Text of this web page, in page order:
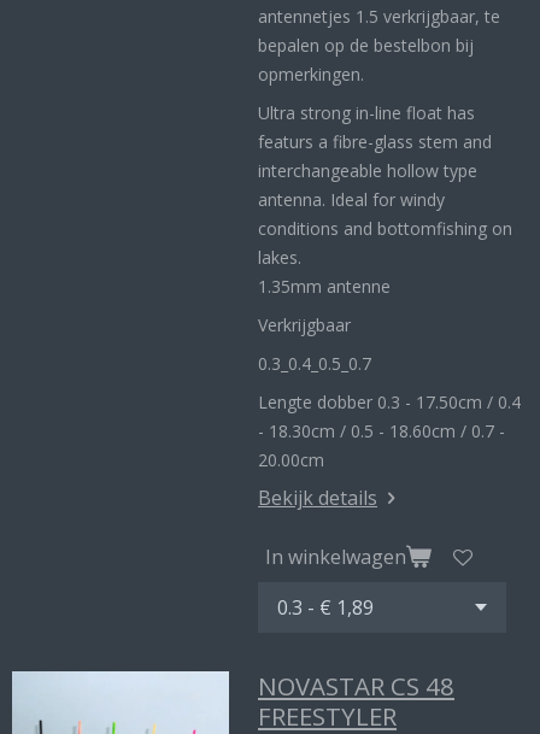
antennetjes 1.5 verkrijgbaar, te
bepalen op de bestelbon bij
opmerkingen.
Ultra strong in-line float has
featurs a fibre-glass stem and
interchangeable hollow type
antenna. Ideal for windy
conditions and bottomfishing on
lakes.
1.35mm antenne
Verkrijgbaar
0.3_ 0.4_ 0.5_0.7
Lengte dobber 0.3 - 17.50cm / 0.4
- 18.30cm / 0.5 - 18.60cm / 0.7 -
20.00cm
Bekijk details
In winkelwagen
NOVASTAR CS 48
FREESTYLER